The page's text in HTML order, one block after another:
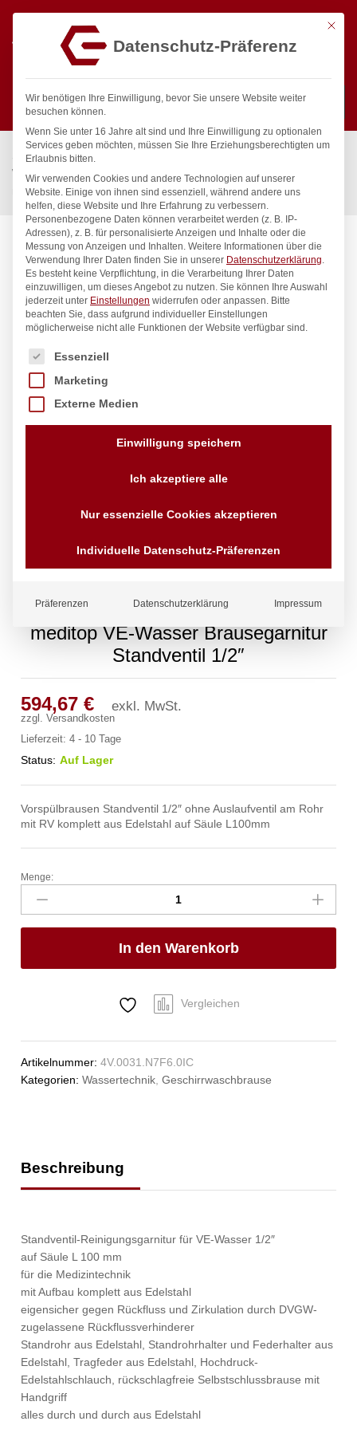
Suchen
Start / Gastronomiebedarf & Gastro Geräte für Profis
Wassertechnik
Geschirrwaschbrause
meditop VE-Wasser Brausegarnitur Standventil 1/2″
meditop VE-Wasser Brausegarnitur
Standventil 1/2″
594,67€ exkl. MwSt.
zzgl.Versandkosten
Lieferzeit:4 - 10 Tage
Status: Auf Lager
Vorspülbrausen Standventil 1/2″ ohne Auslaufventil am Rohr
mit RV komplett aus Edelstahl auf Säule L100mm
meditop
VE-
Wasser
Brausegarnitur
1/2"
Menge:
In den Warenkorb
Vergleichen
Artikelnummer:4V.0031.N7F6.0IC
Kategorien:Wassertechnik,Geschirrwaschbrause
Beschreibung
Standventil-Reinigungsgarnitur für VE-Wasser 1/2″
auf Säule L 100 mm
für die Medizintechnik
mit Aufbau komplett aus Edelstahl
eigensicher gegen Rückfluss und Zirkulation durch DVGW-
zugelassene Rückflussverhinderer
Standrohr aus Edelstahl, Standrohrhalter und Federhalter aus
Edelstahl, Tragfeder aus Edelstahl, Hochdruck-
Edelstahlschlauch, rückschlagfreie Selbstschlussbrause mit
Handgriff
alles durch und durch aus Edelstahl
Mit
Datenschutz-Präferenz
Wir benötigen Ihre Einwilligung, bevor Sie unsere Website weiter
besuchen können.
Wenn Sie unter 16 Jahre alt sind und Ihre Einwilligung zu optionalen
Services geben möchten, müssen Sie Ihre Erziehungsberechtigten um
Erlaubnis bitten.
Wir verwenden Cookies und andere Technologien auf unserer
Website. Einige von ihnen sind essenziell, während andere uns
helfen, diese Website und Ihre Erfahrung zu verbessern.
Personenbezogene Daten können verarbeitet werden (z. B. IP-
Adressen), z. B. für personalisierte Anzeigen und Inhalte oder die
Messung von Anzeigen und Inhalten. Weitere Informationen über die
Verwendung Ihrer Daten finden Sie in unserer Datenschutzerklärung.
Es besteht keine Verpflichtung, in die Verarbeitung Ihrer Daten
einzuwilligen, um dieses Angebot zu nutzen. Sie können Ihre Auswahl
jederzeit unter Einstellungen widerrufen oder anpassen. Bitte
beachten Sie, dass aufgrund individueller Einstellungen
möglicherweise nicht alle Funktionen der Website verfügbar sind.
Es folgt eine Liste der Service-Gruppen, für die eine
Essenziell
Marketing
Externe Medien
Einwilligung speichern
Ich akzeptiere alle
Nur essenzielle Cookies akzeptieren
Individuelle Datenschutz-Präferenzen
Präferenzen Datenschutzerklärung Impressum